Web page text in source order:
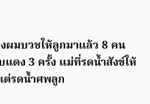
มบวชให้ลูกมาแล้ว 8 คน
ดง 3 ครั้ง แม่ที่รดน้ำสังข์ให้
รดน้ำศพลูก